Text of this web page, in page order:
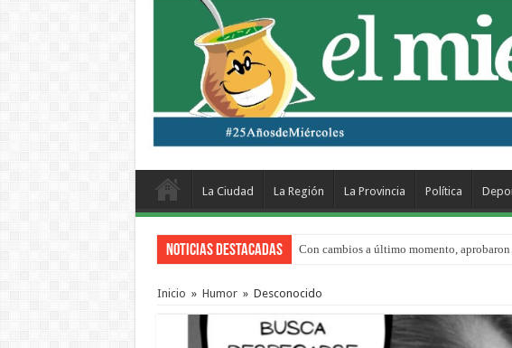
La Ciudad La Región La Provincia Política
Noticias Destacadas Con cambios a último momento,
Inicio » Humor » Desconocido